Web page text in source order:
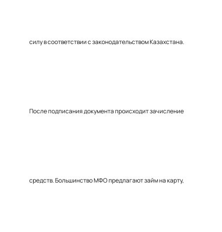
силу в соответствии с законодательством Казахстана.
После подписания документа происходит зачисление
средств. Большинство МФО предлагают займ на карту,